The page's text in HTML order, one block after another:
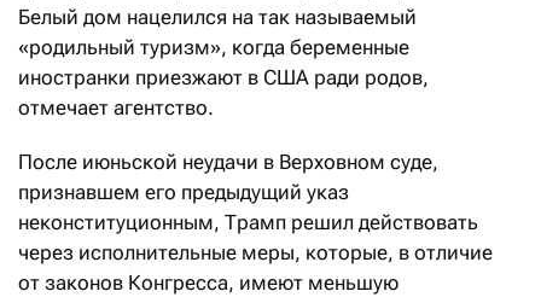
Белый дом нацелился на так называемый
«родильный туризм», когда беременные
иностранки приезжают в США ради родов,
отмечает агентство.
После июньской неудачи в Верховном суде,
признавшем его предыдущий указ
неконституционным, Трамп решил действовать
через исполнительные меры, которые, в отличие
от законов Конгресса, имеют меньшую